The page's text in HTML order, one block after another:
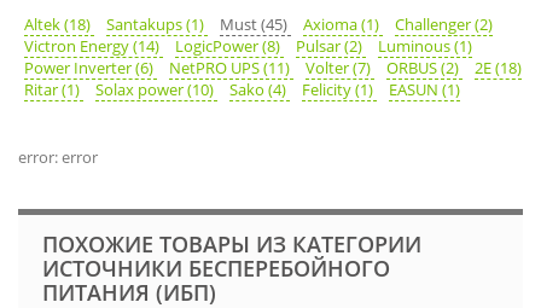
Altek (18) Santakups (1) Must (45) Axioma (1)
Challenger (2)
Victron Energy (14)
LogicPower (8) Pulsar (2)
Luminous (1)
Power Inverter (6)
NetPRO UPS (11) Volter (7) ORBUS (2)
2E (18)
Ritar (1)
Solax power (10) Sako (4) Felicity (1) EASUN (1)
error: error
ПОХОЖИЕ ТОВАРЫ ИЗ КАТЕГОРИИ
ИСТОЧНИКИ БЕСПЕРЕБОЙНОГО
ПИТАНИЯ (ИБП)